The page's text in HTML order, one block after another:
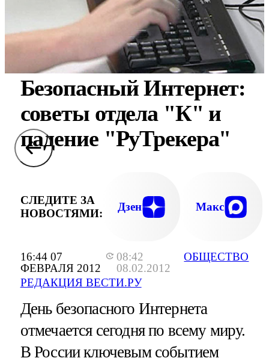
16:44 07
ФЕВРАЛЯ 2012
08:42
08.02.2012
РЕДАКЦИЯ ВЕСТИ.РУ
ОБЩЕСТВО
Безопасный Интернет:
советы отдела "К" и
падение "РуТрекера"
СЛЕДИТЕ ЗА
НОВОСТЯМИ:
Дзен Макс
День безопасного Интернета
отмечается сегодня по всему миру.
В России ключевым событием